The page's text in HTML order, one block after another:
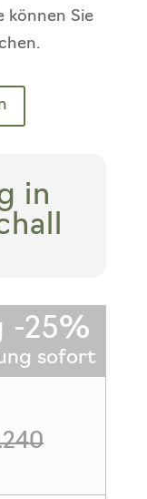
können Sie
in
-25%
sofort